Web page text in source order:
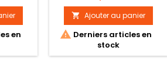
en
 Ajouter au panier
 Derniers articles en
stock